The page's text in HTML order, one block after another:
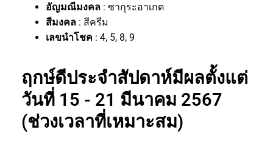
อัญมณีมงคล : ซากุระอาเกต
สีมงคล : สีครีม
เลขนำโชค : 4, 5, 8, 9
ฤกษ์ดีประจำสัปดาห์มีผลตั้งแต่
วันที่ 15 - 21 มีนาคม 2567
(ช่วงเวลาที่เหมาะสม)